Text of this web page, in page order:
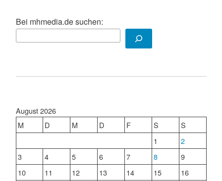
Bei mhmedia.de suchen:
August 2026
M
D M D F S
S
1
2
3
4 5 6 7 8
9
10
11 12 13 14 15
16